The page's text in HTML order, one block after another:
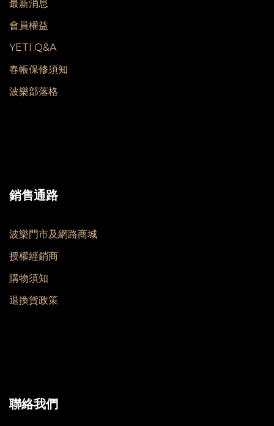
最新消息
會員權益
YETI Q&A
春帳保修須知
波樂部落格
銷售通路
波樂門市及網路商城
授權經銷商
購物須知
退換貨政策
聯絡我們